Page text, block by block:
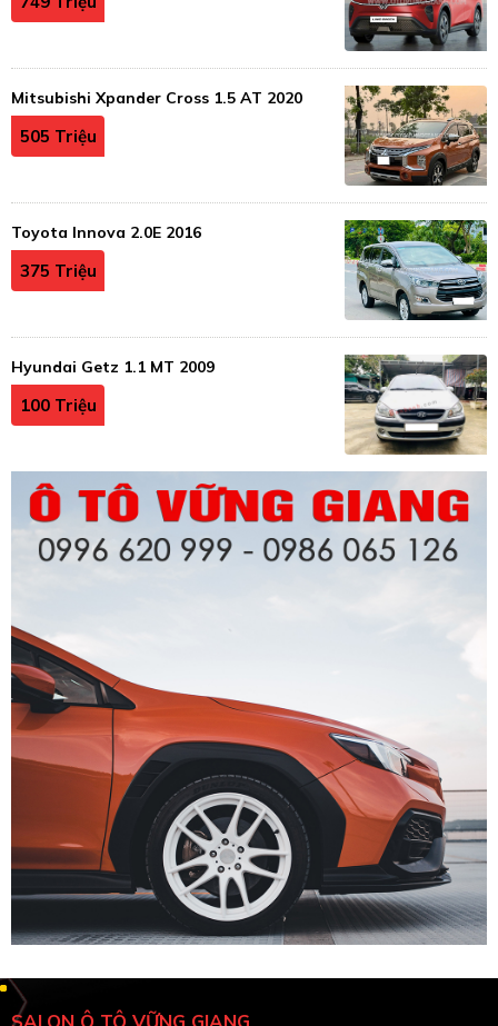
Mitsubishi Xpander Cross 1.5 AT 2020
505 Triệu
Toyota Innova 2.0E 2016
375 Triệu
Hyundai Getz 1.1 MT 2009
100 Triệu